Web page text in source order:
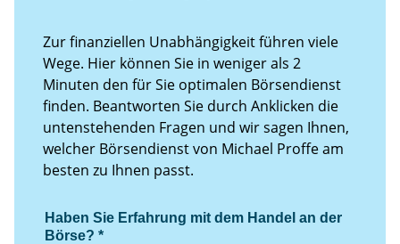
Zur finanziellen Unabhängigkeit führen viele
Wege. Hier können Sie in weniger als 2
Minuten den für Sie optimalen Börsendienst
finden. Beantworten Sie durch Anklicken die
untenstehenden Fragen und wir sagen Ihnen,
welcher Börsendienst von Michael Proffe am
besten zu Ihnen passt.
Haben Sie Erfahrung mit dem Handel an der
Börse? *